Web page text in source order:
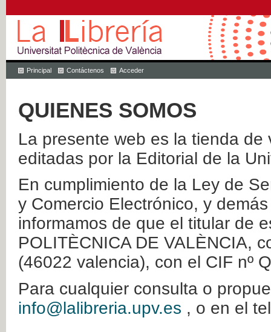
Principal Contáctenos Acceder
QUIENES SOMOS
La presente web es la tienda
editadas por la Editorial de la
En cumplimiento de la Ley de
y Comercio Electrónico, y
informamos de que el titular de
POLITÈCNICA DE VALÈNCIA,
(46022 valencia), con el CIF nº
Para cualquier consulta o
info@lalibreria.upv.es , o en el